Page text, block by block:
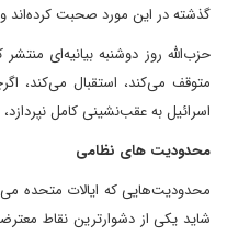
گذشته در این مورد صحبت کرده‌اند و
حزب‌الله روز دوشنبه بیانیه‌ای
متوقف می‌کند، استقبال می‌کند،
اسرائیل به عقب‌نشینی کامل نپردازد،
محدودیت های نظامی
محدودیت‌هایی که ایالات متحده
شاید یکی از دشوارترین نقاط